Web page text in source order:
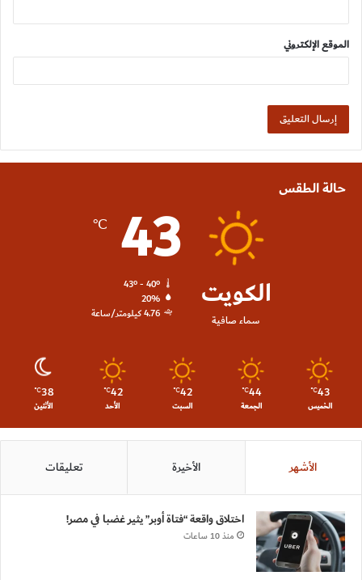
الموقع الإلكتروني
حالة الطقس
الكويت
سماء صافية
43
℃
43º - 40º
20%
4.76 كيلومتر/ساعة
43
℃
الخميس
44
℃
الجمعة
42
℃
السبت
42
℃
الأحد
38
℃
الأثنين
الأشهر الأخيرة تعليقات
اختلاق واقعة “فتاة أوبر” يثير غضبا في مصر!
منذ 10 ساعات